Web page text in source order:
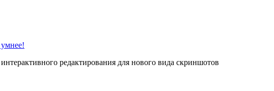
редактирования для нового вида скриншотов